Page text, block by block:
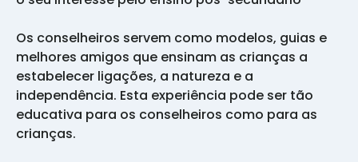
Os conselheiros servem como modelos, guias e
melhores amigos que ensinam as crianças a
estabelecer ligações, a natureza e a
independência. Esta experiência pode ser tão
educativa para os conselheiros como para as
crianças.